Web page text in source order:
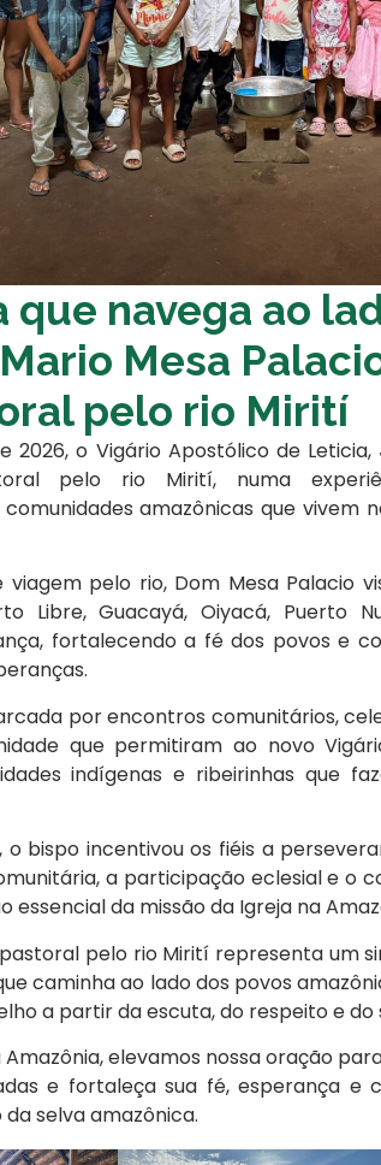
que navega ao
Mesa
pelo rio Mirití
2026, o Vigário Apostólico de Leticia,
pelo rio Mirití, numa
amazônicas que vivem
pelo rio, Dom Mesa Palacio
Libre, Guacayá, Oiyacá, Puerto
fortalecendo a fé dos povos e
por encontros comunitários,
que permitiram ao novo
indígenas e ribeirinhas que
o bispo incentivou os fiéis a
a participação eclesial e o
essencial da missão da Igreja na
pelo rio Mirití representa um
caminha ao lado dos povos
a partir da escuta, do respeito e do
elevamos nossa oração
e fortaleça sua fé, esperança e
da selva amazônica.